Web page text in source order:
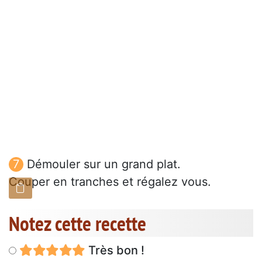
Démouler sur un grand plat.
Couper en tranches et régalez vous.
Notez cette recette
Très bon !